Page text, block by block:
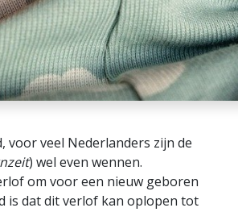
veel Nederlanders zijn de
) wel even wennen.
om voor een nieuw geboren
is dat dit verlof kan oplopen tot